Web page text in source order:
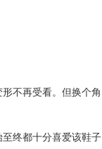
不再受看。但换个角
终都十分喜爱该鞋子